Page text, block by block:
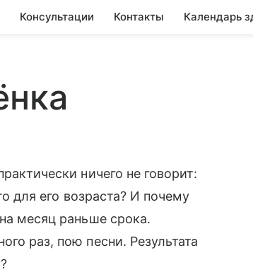
Консультации Контакты Календарь
ничего не говорит:
для его возраста? И почему
месяц раньше срока.
раз, пою песни. Результата